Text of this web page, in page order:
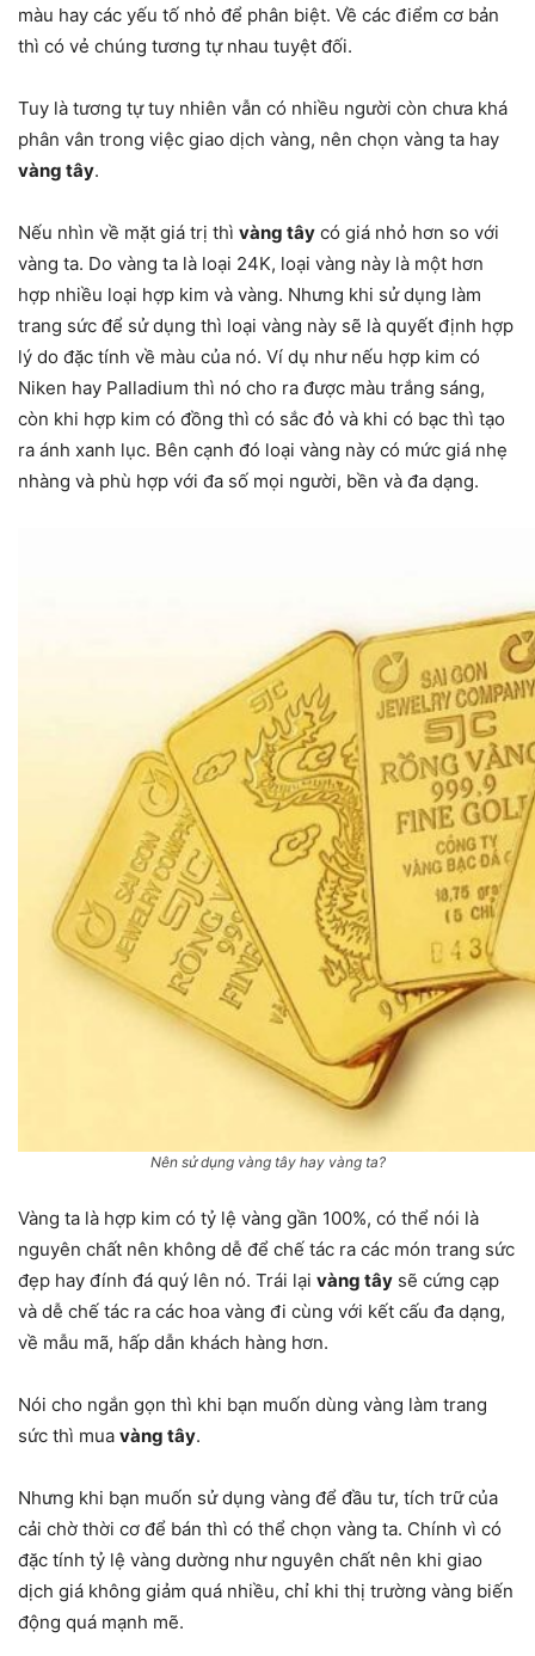
màu hay các yếu tố nhỏ để phân biệt. Về các điểm cơ bản
thì có vẻ chúng tương tự nhau tuyệt đối.
Tuy là tương tự tuy nhiên vẫn có nhiều người còn chưa khá
phân vân trong việc giao dịch vàng, nên chọn vàng ta hay
vàng tây.
Nếu nhìn về mặt giá trị thì vàng tây có giá nhỏ hơn so với
vàng ta. Do vàng ta là loại 24K, loại vàng này là một hơn
hợp nhiều loại hợp kim và vàng. Nhưng khi sử dụng làm
trang sức để sử dụng thì loại vàng này sẽ là quyết định hợp
lý do đặc tính về màu của nó. Ví dụ như nếu hợp kim có
Niken hay Palladium thì nó cho ra được màu trắng sáng,
còn khi hợp kim có đồng thì có sắc đỏ và khi có bạc thì tạo
ra ánh xanh lục. Bên cạnh đó loại vàng này có mức giá nhẹ
nhàng và phù hợp với đa số mọi người, bền và đa dạng.
Nên sử dụng vàng tây hay vàng ta?
Vàng ta là hợp kim có tỷ lệ vàng gần 100%, có thể nói là
nguyên chất nên không dễ để chế tác ra các món trang sức
đẹp hay đính đá quý lên nó. Trái lại vàng tây sẽ cứng cạp
và dễ chế tác ra các hoa vàng đi cùng với kết cấu đa dạng,
về mẫu mã, hấp dẫn khách hàng hơn.
Nói cho ngắn gọn thì khi bạn muốn dùng vàng làm trang
sức thì mua vàng tây.
Nhưng khi bạn muốn sử dụng vàng để đầu tư, tích trữ của
cải chờ thời cơ để bán thì có thể chọn vàng ta. Chính vì có
đặc tính tỷ lệ vàng dường như nguyên chất nên khi giao
dịch giá không giảm quá nhiều, chỉ khi thị trường vàng biến
động quá mạnh mẽ.